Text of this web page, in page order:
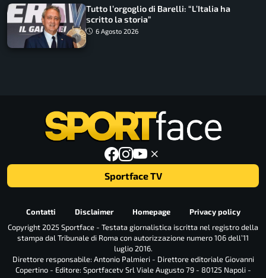
Tutto l’orgoglio di Barelli: “L’Italia ha
scritto la storia”
6 Agosto 2026
Sportface TV
Contatti Disclaimer Homepage
Privacy policy
Copyright 2025 Sportface - Testata giornalistica iscritta nel registro della
stampa dal Tribunale di Roma con autorizzazione numero 106 dell’11
luglio 2016.
Direttore responsabile: Antonio Palmieri - Direttore editoriale Giovanni
Copertino - Editore: Sportfacetv Srl Viale Augusto 79 - 80125 Napoli -